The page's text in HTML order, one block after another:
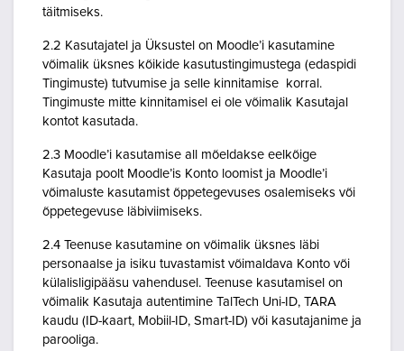
täitmiseks.
2.2 Kasutajatel ja Üksustel on Moodle’i kasutamine
võimalik üksnes kõikide kasutustingimustega (edaspidi
Tingimuste) tutvumise ja selle kinnitamise korral.
Tingimuste mitte kinnitamisel ei ole võimalik Kasutajal
kontot kasutada.
2.3 Moodle’i kasutamise all mõeldakse eelkõige
Kasutaja poolt Moodle’is Konto loomist ja Moodle’i
võimaluste kasutamist õppetegevuses osalemiseks või
õppetegevuse läbiviimiseks.
2.4 Teenuse kasutamine on võimalik üksnes läbi
personaalse ja isiku tuvastamist võimaldava Konto või
külalisligipääsu vahendusel. Teenuse kasutamisel on
võimalik Kasutaja autentimine TalTech Uni-ID, TARA
kaudu (ID-kaart, Mobiil-ID, Smart-ID) või kasutajanime ja
parooliga.